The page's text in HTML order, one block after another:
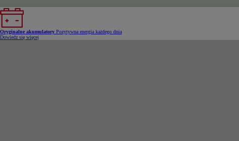
Oryginalne akumulatory Pozytywna energia każdego dnia
Dowiedz się więcej